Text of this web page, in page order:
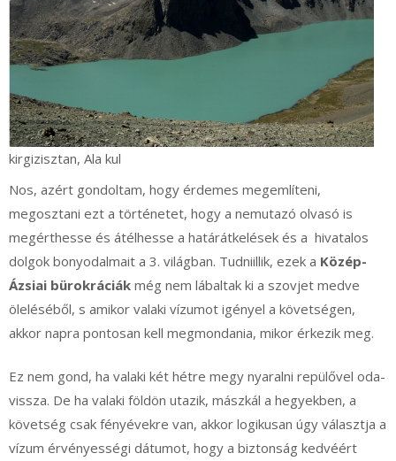
kirgizisztan, Ala kul
Nos, azért gondoltam, hogy érdemes megemlíteni,
megosztani ezt a történetet, hogy a nemutazó olvasó is
megérthesse és átélhesse a határátkelések és a hivatalos
dolgok bonyodalmait a 3. világban. Tudniillik, ezek a Közép-
Ázsiai bürokráciák még nem lábaltak ki a szovjet medve
öleléséből, s amikor valaki vízumot igényel a követségen,
akkor napra pontosan kell megmondania, mikor érkezik meg.
Ez nem gond, ha valaki két hétre megy nyaralni repülővel oda-
vissza. De ha valaki földön utazik, mászkál a hegyekben, a
követség csak fényévekre van, akkor logikusan úgy választja a
vízum érvényességi dátumot, hogy a biztonság kedvéért